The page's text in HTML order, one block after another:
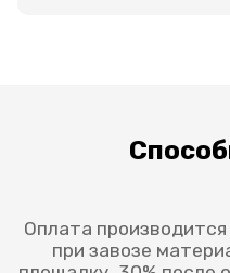
Оплата
при завозе